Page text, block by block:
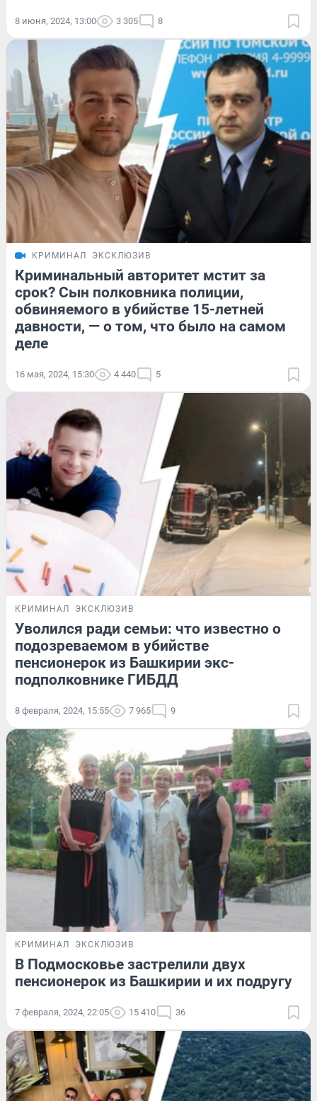
8 июня, 2024, 13:00 3 305 8
КРИМИНАЛ ЭКСКЛЮЗИВ
Криминальный авторитет мстит за
срок? Сын полковника полиции,
обвиняемого в убийстве 15-летней
давности, — о том, что было на самом
деле
16 мая, 2024, 15:30 4 440 5
КРИМИНАЛ ЭКСКЛЮЗИВ
Уволился ради семьи: что известно о
подозреваемом в убийстве
пенсионерок из Башкирии экс-
подполковнике ГИБДД
8 февраля, 2024, 15:55 7 965 9
КРИМИНАЛ ЭКСКЛЮЗИВ
В Подмосковье застрелили двух
пенсионерок из Башкирии и их подругу
7 февраля, 2024, 22:05 15 410 36